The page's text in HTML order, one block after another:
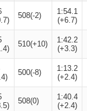
508(-2)
1:54.1
(+6.7)
510(+10)
1:42.2
(+3.3)
500(-8)
1:13.2
(+2.4)
508(0)
1:40.4
(+2.4)